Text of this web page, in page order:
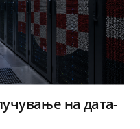
на дата-